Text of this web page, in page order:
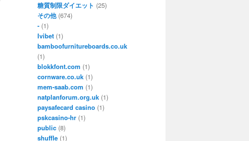
糖質制限ダイエット (25)
その他(674)
- (1)
Ivibet (1)
bamboofurnitureboards.co.uk
(1)
blokkfont.com (1)
cornware.co.uk (1)
mem-saab.com (1)
natplanforum.org.uk (1)
paysafecard casino (1)
pskcasino-hr (1)
public (8)
shuffle (1)